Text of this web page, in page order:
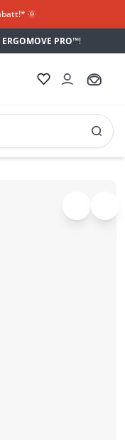
🌞
ERGOMOVE PRO™!